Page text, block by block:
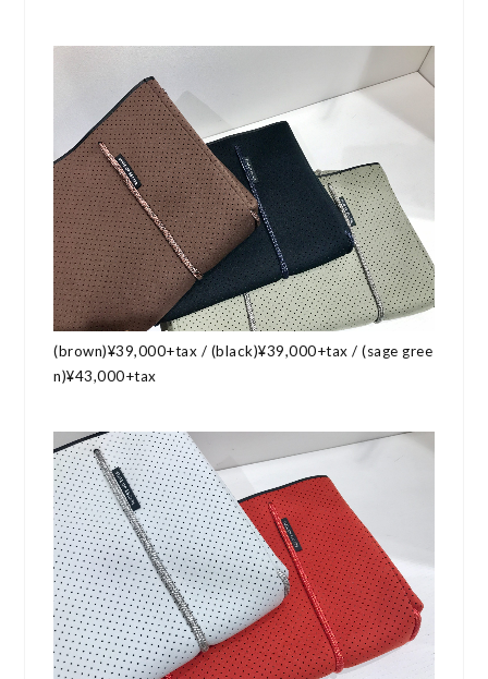
(brown)¥39,000+tax / (black)¥39,000+tax / (sage gree
n)¥43,000+tax